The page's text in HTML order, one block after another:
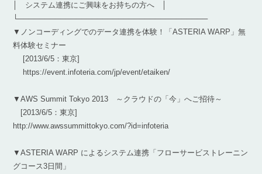
│ システム連携にご興味をお持ちの方へ │
└────────────────────────────────────
▼ノンコーディングでのデータ連携を体験！「ASTERIA WARP」無
料体験セミナー
[2013/6/5：東京]
https://event.infoteria.com/jp/event/etaiken/
▼AWS Summit Tokyo 2013 ～クラウドの「今」へご招待～
[2013/6/5：東京]
http://www.awssummittokyo.com/?id=infoteria
▼ASTERIA WARP によるシステム連携「フローサービストレーニン
グコース3日間」